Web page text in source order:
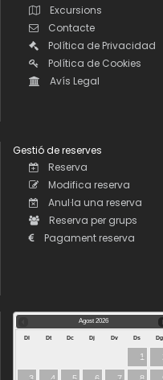
Excursions
Contacte
Política de Privacidad
Política de Cookies
Avís Legal
Gestió de reserves
Reserva
Modifica reserva
Anul·la una reserva
Reserva per grups
Pagament reserva
Agost 2026
Dl Dt Dc Dj Dv Ds Dg
1